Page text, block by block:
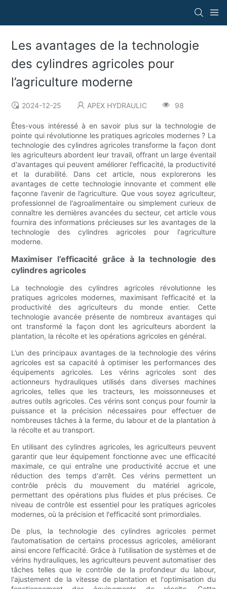
Les avantages de la technologie
des cylindres agricoles pour
l’agriculture moderne
2024-12-25 APEX HYDRAULIC 98
Êtes-vous intéressé à en savoir plus sur la technologie de
pointe qui révolutionne les pratiques agricoles modernes ? La
technologie des cylindres agricoles transforme la façon dont
les agriculteurs abordent leur travail, offrant un large éventail
d'avantages qui peuvent améliorer l'efficacité, la productivité
et la durabilité. Dans cet article, nous explorerons les
avantages de cette technologie innovante et comment elle
façonne l’avenir de l’agriculture. Que vous soyez agriculteur,
professionnel de l'agroalimentaire ou simplement curieux de
connaître les dernières avancées du secteur, cet article vous
fournira des informations précieuses sur les avantages de la
technologie des cylindres agricoles pour l'agriculture
moderne.
Maximiser l’efficacité grâce à la technologie des
cylindres agricoles
La technologie des cylindres agricoles révolutionne les
pratiques agricoles modernes, maximisant l’efficacité et la
productivité des agriculteurs du monde entier. Cette
technologie avancée présente de nombreux avantages qui
ont transformé la façon dont les agriculteurs abordent la
plantation, la récolte et les opérations agricoles en général.
L’un des principaux avantages de la technologie des vérins
agricoles est sa capacité à optimiser les performances des
équipements agricoles. Les vérins agricoles sont des
actionneurs hydrauliques utilisés dans diverses machines
agricoles, telles que les tracteurs, les moissonneuses et
autres outils agricoles. Ces vérins sont conçus pour fournir la
puissance et la précision nécessaires pour effectuer de
nombreuses tâches à la ferme, du labour et de la plantation à
la récolte et au transport.
En utilisant des cylindres agricoles, les agriculteurs peuvent
garantir que leur équipement fonctionne avec une efficacité
maximale, ce qui entraîne une productivité accrue et une
réduction des temps d'arrêt. Ces vérins permettent un
contrôle précis du mouvement du matériel agricole,
permettant des opérations plus fluides et plus précises. Ce
niveau de contrôle est essentiel pour les pratiques agricoles
modernes, où la précision et l'efficacité sont primordiales.
De plus, la technologie des cylindres agricoles permet
l’automatisation de certains processus agricoles, améliorant
ainsi encore l’efficacité. Grâce à l'utilisation de systèmes et de
vérins hydrauliques, les agriculteurs peuvent automatiser des
tâches telles que le contrôle de la profondeur du labour,
l'ajustement de la vitesse de plantation et l'optimisation du